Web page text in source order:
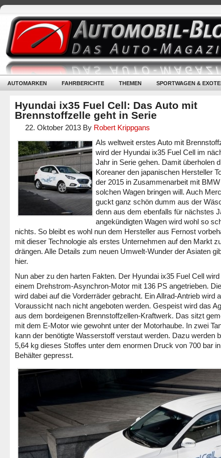
AUTOMARKEN FAHRBERICHTE THEMEN SPORTWAGEN &
Hyundai ix35 Fuel Cell: Das Auto mit
Brennstoffzelle geht in Serie
22. Oktober 2013 By Robert Krippgans
Als weltweit erstes Auto mit
wird der Hyundai ix35 Fuel Cell im
Jahr in Serie gehen. Damit überholen
Koreaner den japanischen Hersteller
der 2015 in Zusammenarbeit mit
solchen Wagen bringen will. Auch
guckt ganz schön dumm aus der
denn aus dem ebenfalls für nächstes
angekündigten Wagen wird wohl so
nichts. So bleibt es wohl nun dem Hersteller aus Fernost
mit dieser Technologie als erstes Unternehmen auf den Markt
drängen. Alle Details zum neuen Umwelt-Wunder der Asiaten
hier.
Nun aber zu den harten Fakten. Der Hyundai ix35 Fuel Cell
einem Drehstrom-Asynchron-Motor mit 136 PS angetrieben.
wird dabei auf die Vorderräder gebracht. Ein Allrad-Antrieb wird
Voraussicht nach nicht angeboten werden. Gespeist wird das
aus dem bordeigenen Brennstoffzellen-Kraftwerk. Das sitzt
mit dem E-Motor wie gewohnt unter der Motorhaube. In zwei
kann der benötigte Wasserstoff verstaut werden. Dazu werden
5,64 kg dieses Stoffes unter dem enormen Druck von 700 bar
Behälter gepresst.